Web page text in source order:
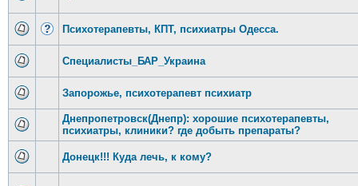
Психотерапевты, КПТ, психиатры Одесса.
Специалисты_БАР_Украина
Запорожье, психотерапевт психиатр
Днепропетровск(Днепр): хорошие психотерапевты,
психиатры, клиники? где добыть препараты?
Донецк!!! Куда лечь, к кому?